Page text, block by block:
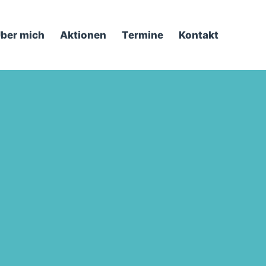
mich Aktionen Termine Kontakt